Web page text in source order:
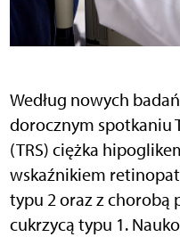
Według nowych
dorocznym spotkaniu
(TRS) ciężka
wskaźnikiem
typu 2 oraz z chorobą
cukrzycą typu 1.